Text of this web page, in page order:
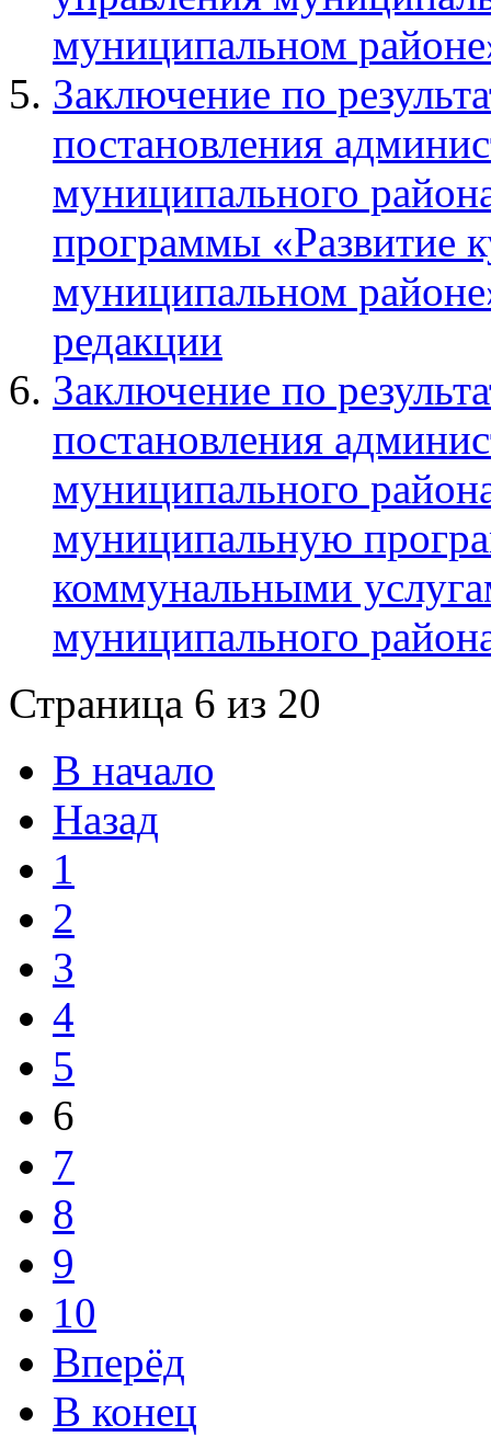
муниципальном
Заключение по
постановления
муниципального
программы «Развитие
муниципальном
редакции
Заключение по
постановления
муниципального
муниципальную
коммунальными
муниципального
Страница 6 из 20
В начало
Назад
1
2
3
4
5
6
7
8
9
10
Вперёд
В конец